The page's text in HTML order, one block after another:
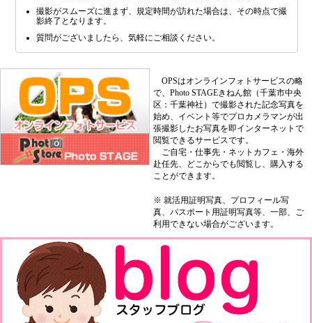
撮影がスムーズに進まず、規定時間が訪れた場合は、その時点で撮
影終了となります。
質問がございましたら、気軽にご相談ください。
OPSはオンラインフォトサービスの略
で、Photo STAGEきねん館（千葉市中央
区：千葉神社）で撮影された記念写真を
始め、イベント等でプロカメラマンが出
張撮影したお写真を即インターネットで
閲覧できるサービスです。
ご自宅・仕事先・ネットカフェ・海外
赴任先、どこからでも閲覧し、購入する
ことができます。
※ 就活用証明写真、プロフィール写
真、パスポート用証明写真等、一部、ご
利用できない場合がございます。